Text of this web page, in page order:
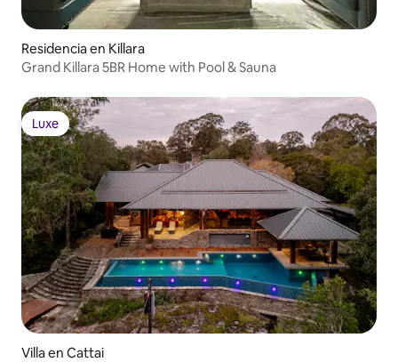
Residencia en Killara
Grand Killara 5BR Home with Pool & Sauna
Luxe
Luxe
Villa en Cattai